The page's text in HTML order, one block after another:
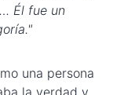
Él fue un
una persona
la verdad y